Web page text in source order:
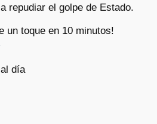
repudiar el golpe de Estado.
un toque en 10 minutos!
día